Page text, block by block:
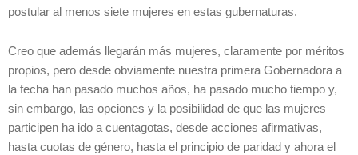
postular al menos siete mujeres en estas gubernaturas.
Creo que además llegarán más mujeres, claramente por méritos
propios, pero desde obviamente nuestra primera Gobernadora a
la fecha han pasado muchos años, ha pasado mucho tiempo y,
sin embargo, las opciones y la posibilidad de que las mujeres
participen ha ido a cuentagotas, desde acciones afirmativas,
hasta cuotas de género, hasta el principio de paridad y ahora el